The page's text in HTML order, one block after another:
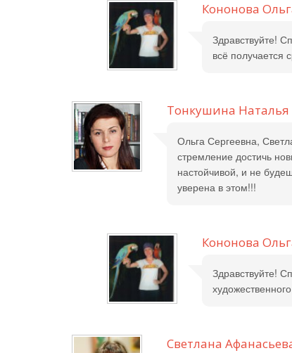
Кононова
Здравствуйте!
всё получается
Тонкушина Наталья
Ольга Сергеевна,
стремление достичь
настойчивой, и не
уверена в этом!!!
Кононова
Здравствуйте!
Светлана